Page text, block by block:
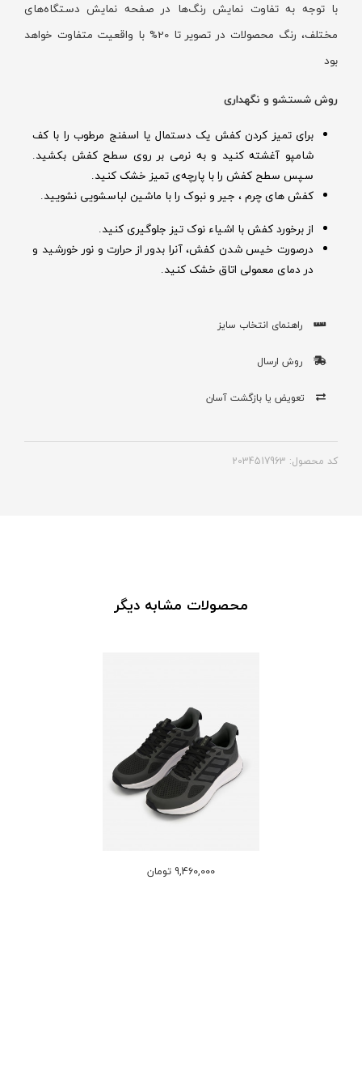
با توجه به تفاوت نمایش رنگ‌ها در صفحه نمایش دستگاه‌های
مختلف، رنگ محصولات در تصویر تا 20% با واقعیت متفاوت خواهد
بود
روش شستشو و نگهداری
برای تمیز کردن کفش یک دستمال یا اسفنج مرطوب را با کف
شامپو آغشته کنید و به نرمی بر روی سطح کفش بکشید.
سپس سطح کفش را با پارچه‌ی تمیز خشک کنید.
کفش های چرم ، جیر و نبوک را با ماشین لباسشویی نشویید.
از برخورد کفش با اشیاء نوک تیز جلوگیری کنید.
درصورت خیس شدن کفش‌، آنرا بدور از حرارت و نور خورشید و
در دمای معمولی اتاق خشک کنید.
راهنمای انتخاب سایز
روش ارسال
تعویض یا بازگشت آسان
کد محصول: 2034517963
محصولات مشابه دیگر
9,460,000 تومان